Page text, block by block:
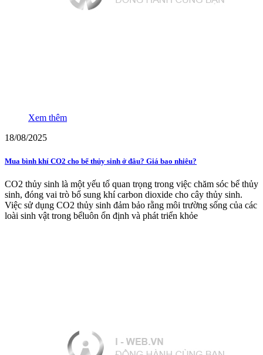
Xem thêm
18/08/2025
Mua bình khí CO2 cho bể thủy sinh ở đâu? Giá bao nhiêu?
CO2 thủy sinh là một yếu tố quan trọng trong việc chăm sóc bể thủy
sinh, đóng vai trò bổ sung khí carbon dioxide cho cây thủy sinh.
Việc sử dụng CO2 thủy sinh đảm bảo rằng môi trường sống của các
loài sinh vật trong bểluôn ổn định và phát triển khỏe